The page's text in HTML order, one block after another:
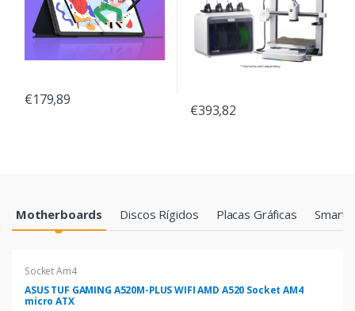
€179,89
€393,82
Products Grid
Motherboards Discos Rígidos Placas Gráficas
Socket Am4
ASUS TUF GAMING A520M-PLUS WIFI AMD A520 Socket AM4
micro ATX